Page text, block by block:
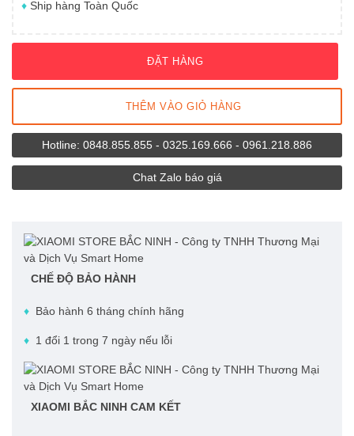
Tủ lạnh 186L
Tủ lạnh 121L
Tủ lạnh 25L
Tủ lạnh 6L
Liên hệ
♦ Ship hàng Toàn Quốc
ĐẶT HÀNG
THÊM VÀO GIỎ HÀNG
Hotline: 0848.855.855 - 0325.169.666 - 0961.218.886
Chat Zalo báo giá
CHẾ ĐỘ BẢO HÀNH
♦ Bảo hành 6 tháng chính hãng
♦ 1 đổi 1 trong 7 ngày nếu lỗi
XIAOMI BẮC NINH CAM KẾT